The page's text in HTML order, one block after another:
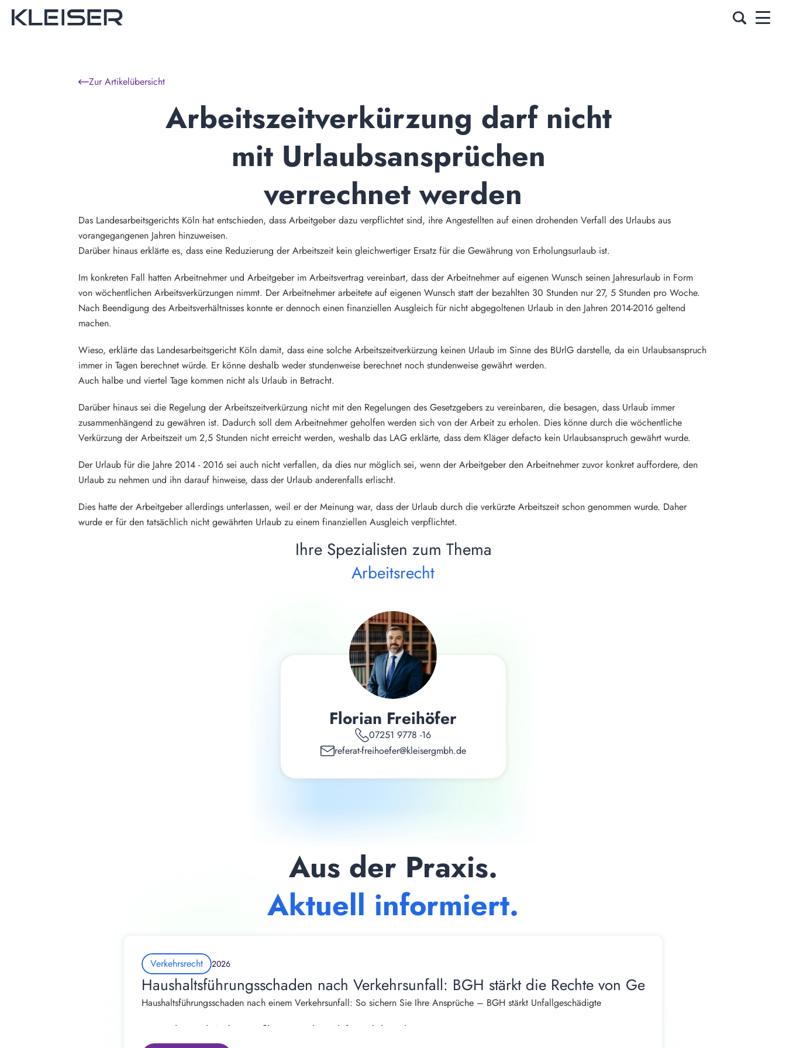
Zur Artikelübersicht
Arbeitszeitverkürzung darf nicht
mit Urlaubsansprüchen
verrechnet werden
Das Landesarbeitsgerichts Köln hat entschieden, dass Arbeitgeber dazu verpflichtet sind, ihre Angestellten auf einen drohenden Verfall des Urlaubs aus
vorangegangenen Jahren hinzuweisen.
Darüber hinaus erklärte es, dass eine Reduzierung der Arbeitszeit kein gleichwertiger Ersatz für die Gewährung von Erholungsurlaub ist.
Im konkreten Fall hatten Arbeitnehmer und Arbeitgeber im Arbeitsvertrag vereinbart, dass der Arbeitnehmer auf eigenen Wunsch seinen Jahresurlaub in Form
von wöchentlichen Arbeitsverkürzungen nimmt. Der Arbeitnehmer arbeitete auf eigenen Wunsch statt der bezahlten 30 Stunden nur 27, 5 Stunden pro Woche.
Nach Beendigung des Arbeitsverhältnisses konnte er dennoch einen finanziellen Ausgleich für nicht abgegoltenen Urlaub in den Jahren 2014-2016 geltend
machen.
Wieso, erklärte das Landesarbeitsgericht Köln damit, dass eine solche Arbeitszeitverkürzung keinen Urlaub im Sinne des BUrlG darstelle, da ein Urlaubsanspruch
immer in Tagen berechnet würde. Er könne deshalb weder stundenweise berechnet noch stundenweise gewährt werden.
Auch halbe und viertel Tage kommen nicht als Urlaub in Betracht.
Darüber hinaus sei die Regelung der Arbeitszeitverkürzung nicht mit den Regelungen des Gesetzgebers zu vereinbaren, die besagen, dass Urlaub immer
zusammenhängend zu gewähren ist. Dadurch soll dem Arbeitnehmer geholfen werden sich von der Arbeit zu erholen. Dies könne durch die wöchentliche
Verkürzung der Arbeitszeit um 2,5 Stunden nicht erreicht werden, weshalb das LAG erklärte, dass dem Kläger defacto kein Urlaubsanspruch gewährt wurde.
Der Urlaub für die Jahre 2014 - 2016 sei auch nicht verfallen, da dies nur möglich sei, wenn der Arbeitgeber den Arbeitnehmer zuvor konkret auffordere, den
Urlaub zu nehmen und ihn darauf hinweise, dass der Urlaub anderenfalls erlischt.
Dies hatte der Arbeitgeber allerdings unterlassen, weil er der Meinung war, dass der Urlaub durch die verkürzte Arbeitszeit schon genommen wurde. Daher
wurde er für den tatsächlich nicht gewährten Urlaub zu einem finanziellen Ausgleich verpflichtet.
Ihre Spezialisten zum Thema
Arbeitsrecht
Florian Freihöfer
07251 9778 -16
referat-freihoefer@kleisergmbh.de
Aus der Praxis.
Aktuell informiert.
Verkehrsrecht 2026
Haushaltsführungsschaden nach Verkehrsunfall: BGH stärkt die Rechte von Geschädigten
Haushaltsführungsschaden nach einem Verkehrsunfall: So sichern Sie Ihre Ansprüche – BGH stärkt Unfallgeschädigte
Von Rechtsanwalt Andrew Straßburger, Fachanwalt für Verkehrsrecht